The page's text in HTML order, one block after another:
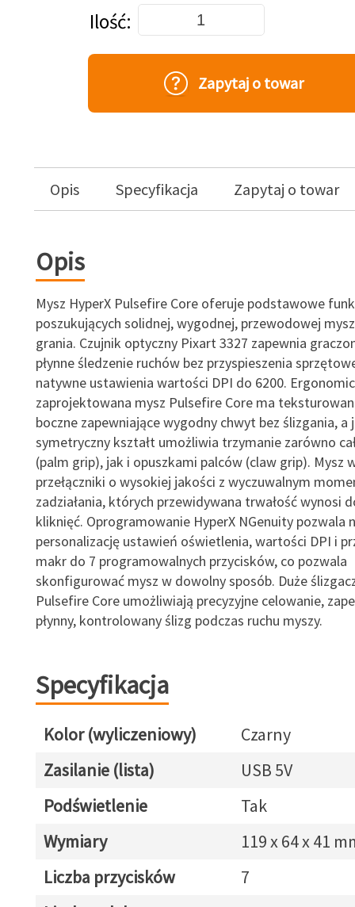
Dodaj do koszyka
Ilość
Zapytaj o towar
Opis Specyfikacja Zapytaj o towar
Opis
Mysz HyperX Pulsefire Core oferuje podstawowe
poszukujących solidnej, wygodnej, przewodowej
grania. Czujnik optyczny Pixart 3327 zapewnia
płynne śledzenie ruchów bez przyspieszenia
natywne ustawienia wartości DPI do 6200.
zaprojektowana mysz Pulsefire Core ma
boczne zapewniające wygodny chwyt bez ślizgania, a
symetryczny kształt umożliwia trzymanie zarówno
(palm grip), jak i opuszkami palców (claw grip). Mysz
przełączniki o wysokiej jakości z wyczuwalnym
zadziałania, których przewidywana trwałość wynosi
kliknięć. Oprogramowanie HyperX NGenuity pozwala
personalizację ustawień oświetlenia, wartości DPI i
makr do 7 programowalnych przycisków, co pozwala
skonfigurować mysz w dowolny sposób. Duże
Pulsefire Core umożliwiają precyzyjne celowanie,
płynny, kontrolowany ślizg podczas ruchu myszy.
Specyfikacja
Kolor (wyliczeniowy)
Czarny
Zasilanie (lista)
USB 5V
Podświetlenie
Tak
Wymiary
119 x 64 x 41
Liczba przycisków
7